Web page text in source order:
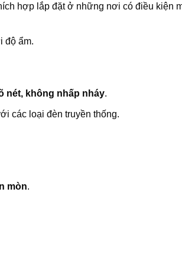
hợp lắp đặt ở những nơi có điều kiện
độ ẩm.
nét, không nhấp nháy.
các loại đèn truyền thống.
mòn.